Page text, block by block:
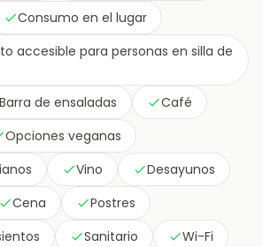
Consumo en el lugar
accesible para personas en silla de
Barra de ensaladas
Café
Opciones veganas
Vino
Desayunos
Cena
Postres
Sanitario
Wi-Fi